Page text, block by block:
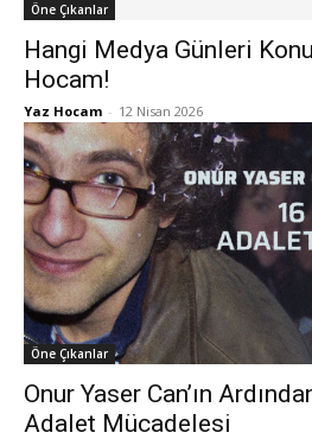
Öne Çıkanlar
Hangi Medya Günleri
Hocam!
Yaz Hocam - 12 Nisan 2026
Öne Çıkanlar
Onur Yaser Can’ın
Adalet Mücadelesi